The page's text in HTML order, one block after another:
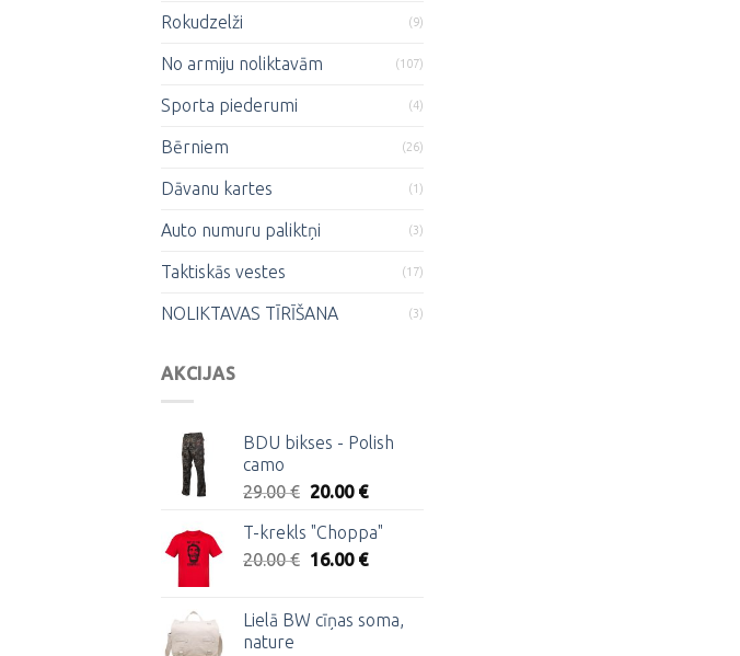
Rokudzelži (9)
No armiju noliktavām (107)
Sporta piederumi (4)
Bērniem (26)
Dāvanu kartes (1)
Auto numuru paliktņi (3)
Taktiskās vestes (17)
NOLIKTAVAS TĪRĪŠANA (3)
AKCIJAS
BDU bikses - Polish
camo
29.00€ Original
was:
29.00 €.
20.00 €Current
is:
20.00 €.
T-krekls "Choppa"
20.00€ Original
20.00 €.
16.00 €Current
16.00 €.
Lielā BW cīņas soma,
nature